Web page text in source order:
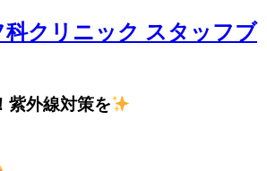
科クリニック スタッフブ
紫外線対策を